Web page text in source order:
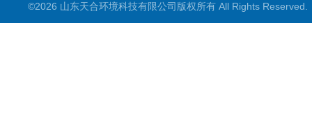
©2026 山东天合环境科技有限公司版权所有 All Rights